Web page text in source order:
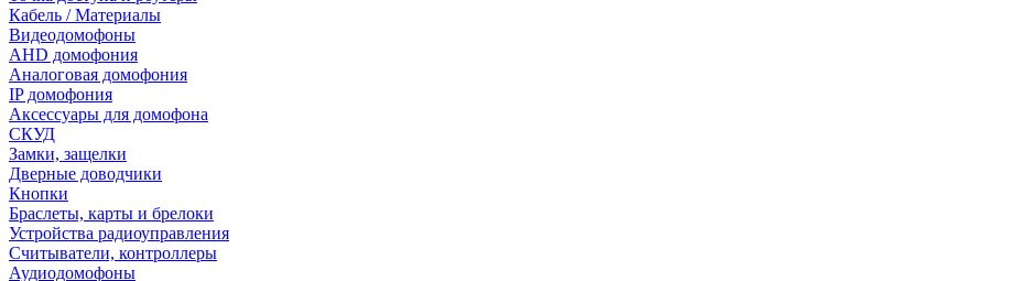
Кабель / Материалы
Видеодомофоны
AHD домофония
Аналоговая домофония
IP домофония
Аксессуары для домофона
СКУД
Замки, защелки
Дверные доводчики
Кнопки
Браслеты, карты и брелоки
Устройства радиоуправления
Считыватели, контроллеры
Аудиодомофоны